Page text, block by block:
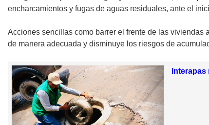
encharcamientos y fugas de aguas residuales, ante el
Acciones sencillas como barrer el frente de las viviendas
de manera adecuada y disminuye los riesgos de